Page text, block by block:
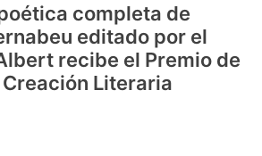
completa de
editado por el
recibe el Premio de
Literaria